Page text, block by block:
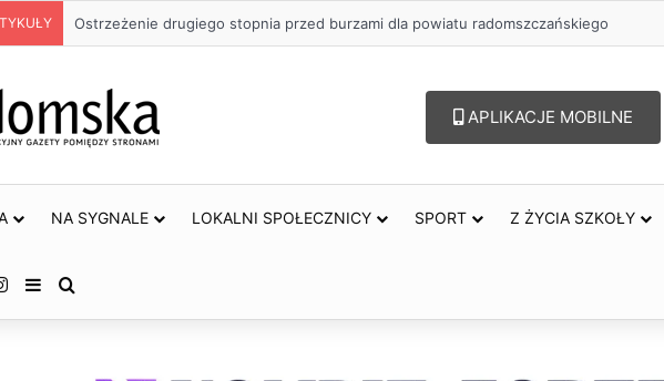
Około 90 tys. zł na szkolenia pracowników. PUP w Radomsku ogłasza nabór wniosków
APLIKACJE MOBILNE
NA SYGNALE LOKALNI SPOŁECZNICY SPORT Z ŻYCIA SZKOŁY
Instagram
Sidebar